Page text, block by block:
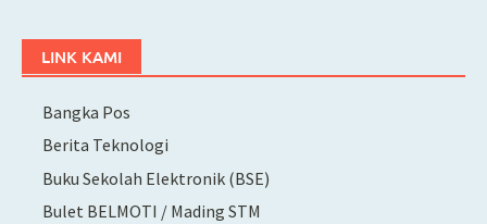
LINK KAMI
Bangka Pos
Berita Teknologi
Buku Sekolah Elektronik (BSE)
Bulet BELMOTI / Mading STM